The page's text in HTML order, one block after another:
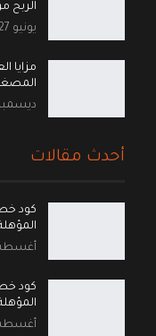
الربح
يونيو 27, 2024
مزايا
ديسمبر 7,
أحدث مقالات
أغسطس 6,
أغسطس 6,